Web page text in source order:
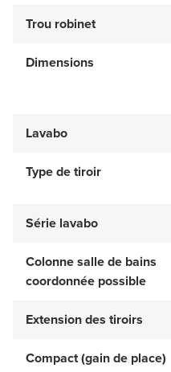
Trou robinet
Dimensions
Lavabo
Type de tiroir
Série lavabo
Colonne salle de bains
coordonnée possible
Extension des tiroirs
Compact (gain de place)